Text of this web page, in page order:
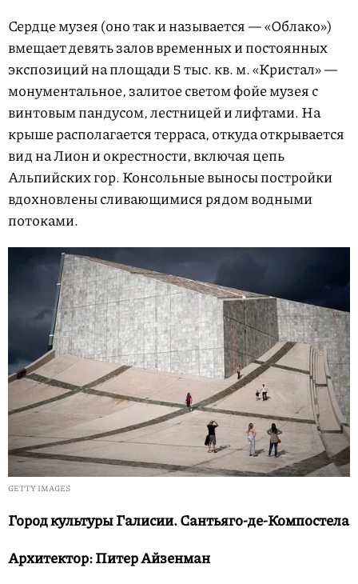
Сердце музея (оно так и называется — «Облако»)
вмещает девять залов временных и постоянных
экспозиций на площади 5 тыс. кв. м. «Кристал» —
монументальное, залитое светом фойе музея с
винтовым пандусом, лестницей и лифтами. На
крыше располагается терраса, откуда открывается
вид на Лион и окрестности, включая цепь
Альпийских гор. Консольные выносы постройки
вдохновлены сливающимися рядом водными
потоками.
GETTY IMAGES
Город культуры Галисии. Сантьяго-де-Компостела
Архитектор: Питер Айзенман